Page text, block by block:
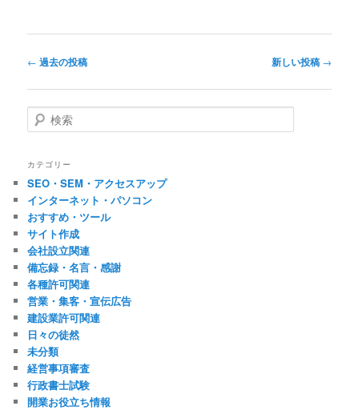
投
ナ
ビ
ゲ
シ
ョ
ン
← 過去の投稿 新しい投稿 →
検
索
カテゴリー
SEO・SEM・アクセスアップ
インターネット・パソコン
おすすめ・ツール
サイト作成
会社設立関連
備忘録・名言・感謝
各種許可関連
営業・集客・宣伝広告
建設業許可関連
日々の徒然
未分類
経営事項審査
行政書士試験
開業お役立ち情報